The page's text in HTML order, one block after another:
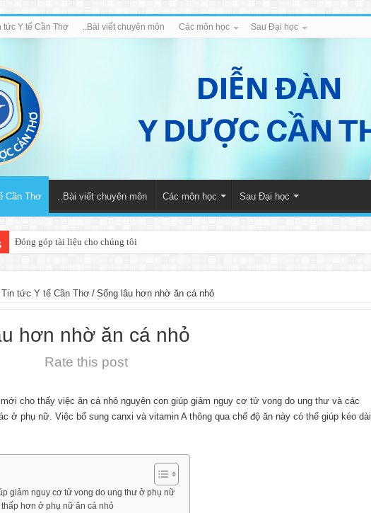
tức Y tế Cần Thơ ..Bài viết chuyên môn Các môn học Sau Đại học
Cần Thơ ..Bài viết chuyên môn Các môn học Sau Đại học
Đóng góp tài liệu cho chúng tôi
Tin tức Y tế Cần Thơ / Sống lâu hơn nhờ ăn cá nhỏ
hơn nhờ ăn cá nhỏ
Rate this post
cho thấy việc ăn cá nhỏ nguyên con giúp giảm nguy cơ tử vong do ung thư và các
ở phụ nữ. Việc bổ sung canxi và vitamin A thông qua chế độ ăn này có thể giúp kéo dài
giảm nguy cơ tử vong do ung thư ở phụ nữ
hơn ở phụ nữ ăn cá nhỏ